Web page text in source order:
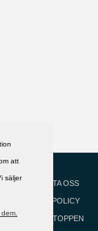
att
säljer
HJÄLP
KONTAKTA OSS
COOKIEPOLICY
GÅ TILL TOPPEN